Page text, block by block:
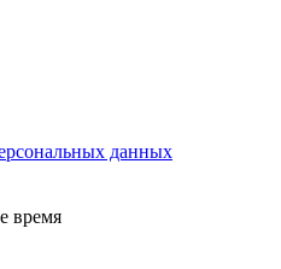
данных
время